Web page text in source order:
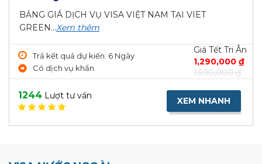
BẢNG GIÁ DỊCH VỤ VISA VIỆT NAM TẠI VIET
GREEN...Xem thêm
Trả kết quả dự kiến: 6 Ngày
Có dịch vụ khẩn
Giá Tết Tri Ân
1,290,000 ₫
1,590,000 ₫
1244 Lượt tư vấn XEM NHANH